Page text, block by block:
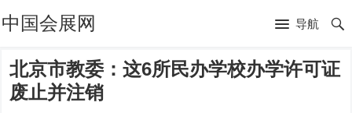
中国会展网 导航
北京市教委：这6所民办学校办学许可证
废止并注销